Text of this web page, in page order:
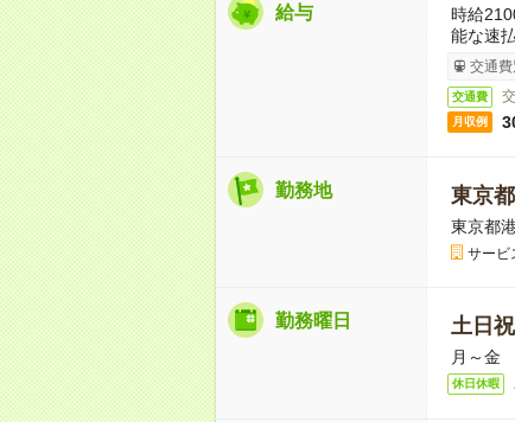
給与
時給
能な速
交通費
交通費
月収例
勤務地 東京
東京都
サービ
勤務曜日 土日
月～金
休日休暇